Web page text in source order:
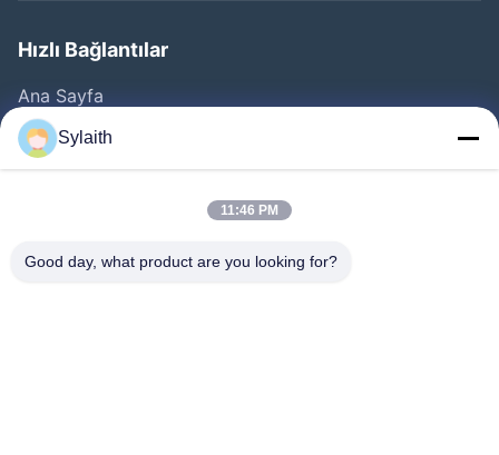
Hızlı Bağlantılar
Ana Sayfa
Ürünler
VİDEOLAR
Fabrika Turu
Sylaith
11:46 PM
Good day, what product are you looking for?